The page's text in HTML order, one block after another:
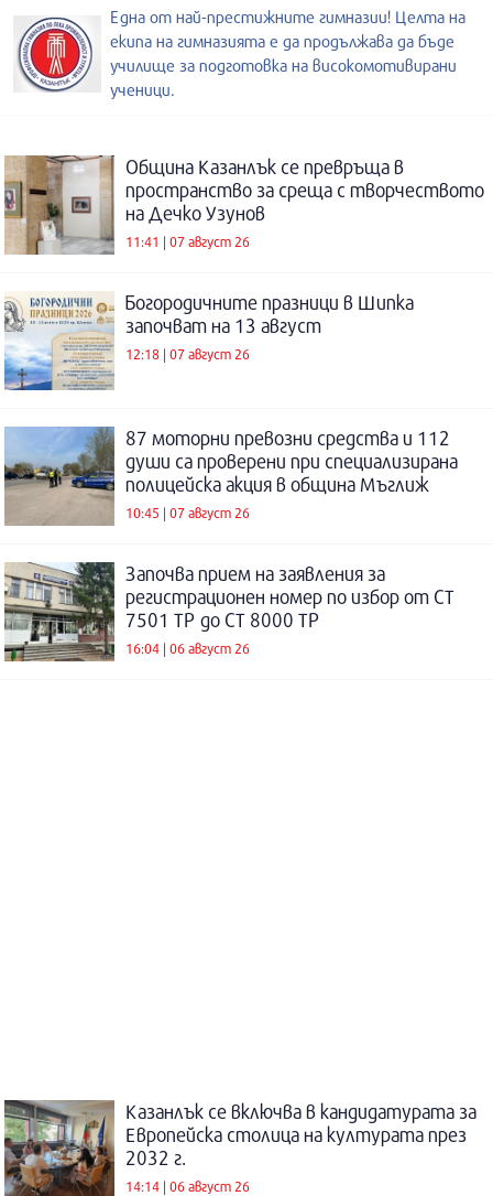
Една от най-престижните гимназии! Целта на
екипа на гимназията е да продължава да бъде
училище за подготовка на високомотивирани
ученици.
Община Казанлък се превръща в
пространство за среща с творчеството
на Дечко Узунов
11:41 | 07 август 26
Богородичните празници в Шипка
започват на 13 август
12:18 | 07 август 26
87 моторни превозни средства и 112
души са проверени при специализирана
полицейска акция в община Мъглиж
10:45 | 07 август 26
Започва прием на заявления за
регистрационен номер по избор от СТ
7501 ТР до СТ 8000 ТР
16:04 | 06 август 26
Казанлък се включва в кандидатурата за
Европейска столица на културата през
2032 г.
14:14 | 06 август 26